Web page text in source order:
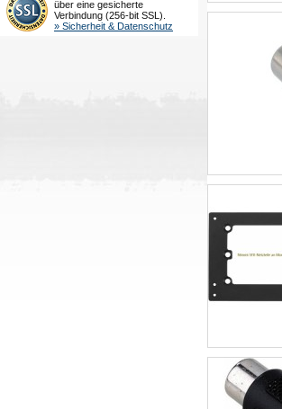
über eine gesicherte
Verbindung (256-bit SSL).
» Sicherheit & Datenschutz